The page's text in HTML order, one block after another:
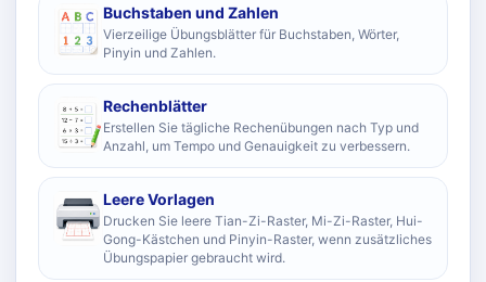
Buchstaben und Zahlen
Vierzeilige Übungsblätter für Buchstaben, Wörter,
Pinyin und Zahlen.
Rechenblätter
Erstellen Sie tägliche Rechenübungen nach Typ und
Anzahl, um Tempo und Genauigkeit zu verbessern.
Leere Vorlagen
Drucken Sie leere Tian-Zi-Raster, Mi-Zi-Raster, Hui-
Gong-Kästchen und Pinyin-Raster, wenn zusätzliches
Übungspapier gebraucht wird.